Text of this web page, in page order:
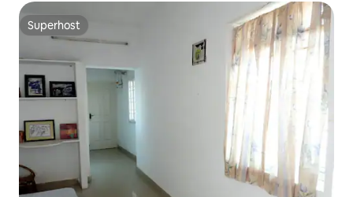
Superhost
Superhost